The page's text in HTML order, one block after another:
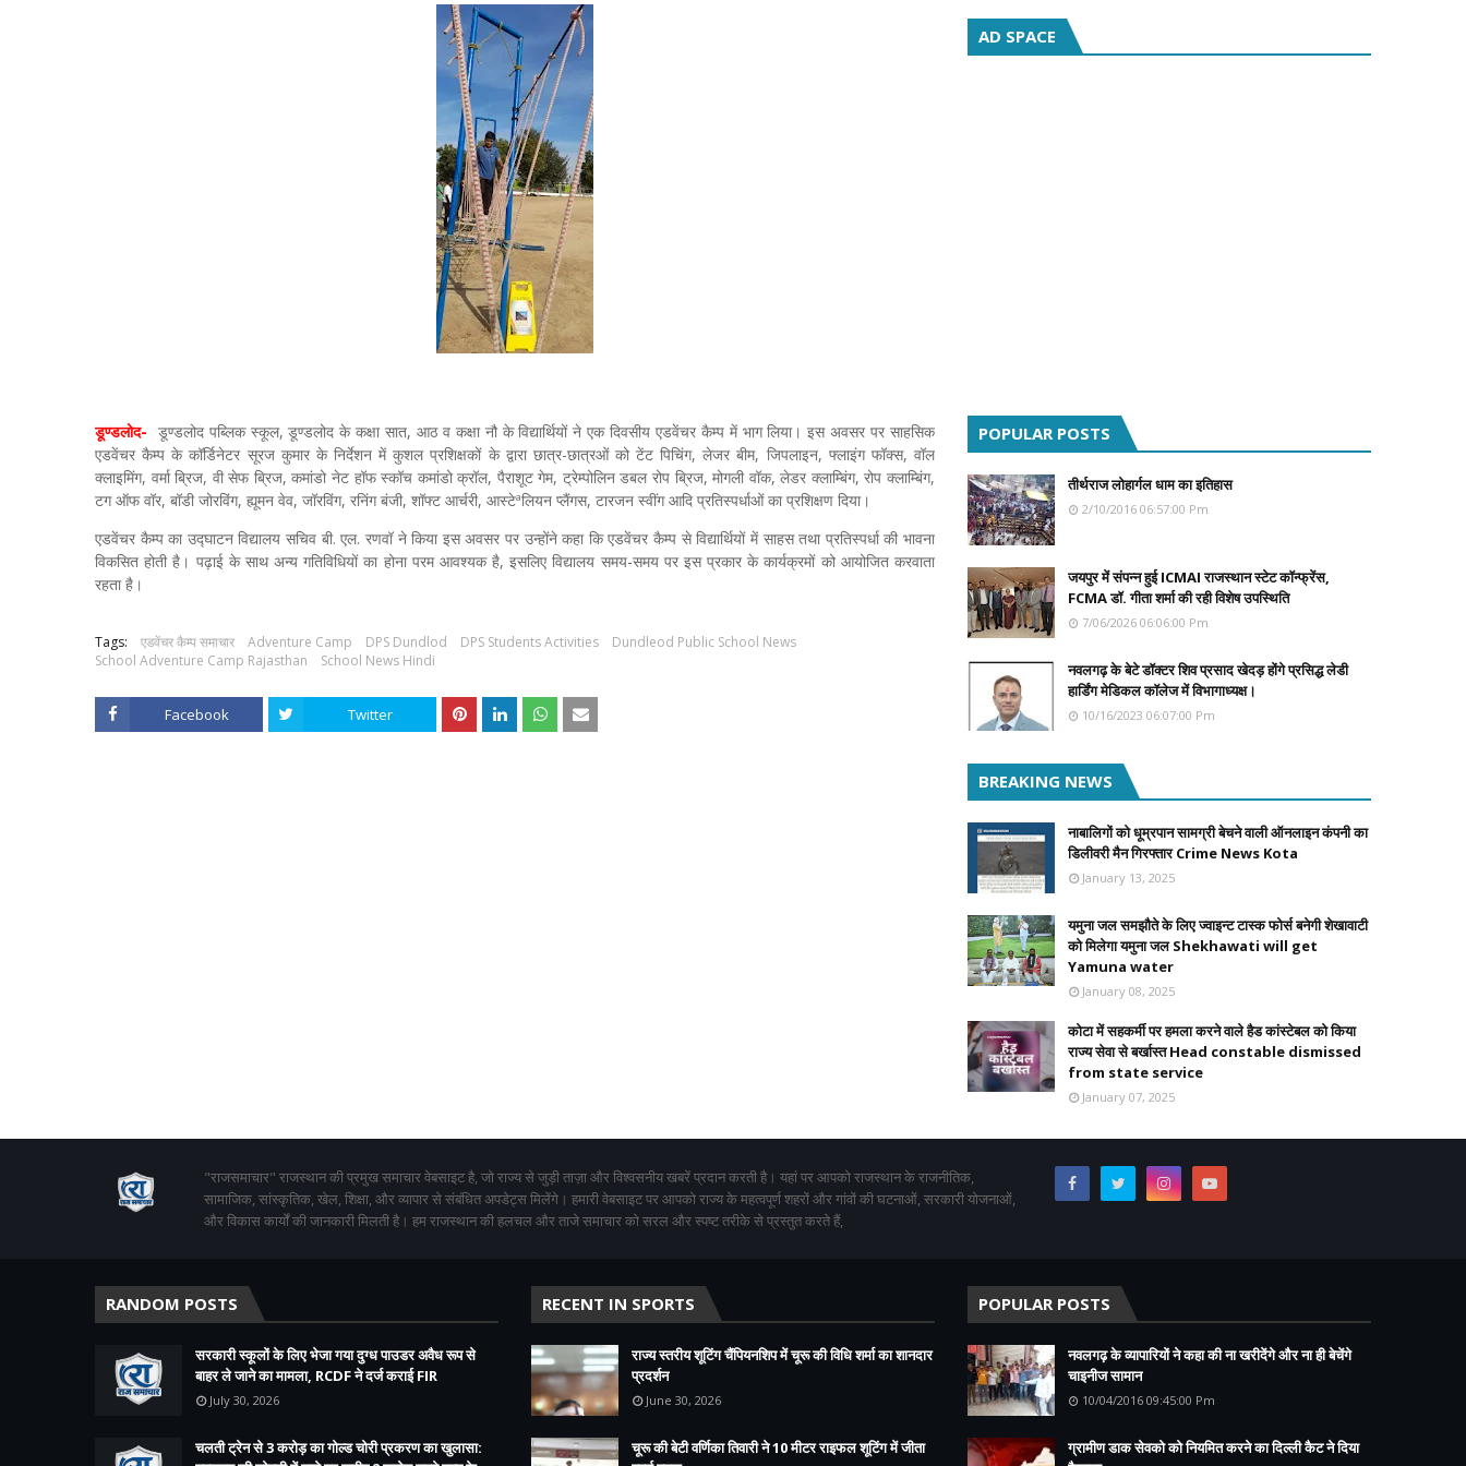
डूण्डलोद- डूण्डलोद पब्लिक स्कूल, डूण्डलोद के कक्षा सात, आठ व कक्षा नौ के विद्यार्थियों ने एक दिवसीय एडवेंचर कैम्प में भाग लिया। इस अवसर पर साहसिक
एडवेंचर कैम्प के कॉर्डिनेटर सूरज कुमार के निर्देशन में कुशल प्रशिक्षकों के द्वारा छात्र-छात्रओं को टेंट पिचिंग, लेजर बीम, जिपलाइन, फ्लाइंग फॉक्स, वॉल
क्लाइमिंग, वर्मा ब्रिज, वी सेफ ब्रिज, कमांडो नेट हॉफ स्कॉच कमांडो क्रॉल, पैराशूट गेम, ट्रेम्पोलिन डबल रोप ब्रिज, मोगली वॉक, लेडर क्लाम्बिंग, रोप क्लाम्बिंग,
टग ऑफ वॉर, बॉडी जोरविंग, ह्यूमन वेव, जॉरविंग, रनिंग बंजी, शॉफ्ट आर्चरी, आस्टेªलियन प्लैंगस, टारजन स्वींग आदि प्रतिस्पर्धाओं का प्रशिक्षण दिया।
एडवेंचर कैम्प का उद्घाटन विद्यालय सचिव बी. एल. रणवॉ ने किया इस अवसर पर उन्होंने कहा कि एडवेंचर कैम्प से विद्यार्थियों में साहस तथा प्रतिस्पर्धा की भावना
विकसित होती है। पढ़ाई के साथ अन्य गतिविधियों का होना परम आवश्यक है, इसलिए विद्यालय समय-समय पर इस प्रकार के कार्यक्रमों को आयोजित करवाता
रहता है।
Tags: एडवेंचर कैम्प समाचार Adventure Camp DPS Dundlod DPS Students Activities
Dundleod Public School News
School Adventure Camp Rajasthan
School News Hindi
Facebook Twitter
AD SPACE
POPULAR POSTS
तीर्थराज लोहार्गल धाम का इतिहास
2/10/2016 06:57:00 Pm
जयपुर में संपन्न हुई ICMAI राजस्थान स्टेट कॉन्फ्रेंस,
FCMA डॉ. गीता शर्मा की रही विशेष उपस्थिति
7/06/2026 06:06:00 Pm
नवलगढ़ के बेटे डॉक्टर शिव प्रसाद खेदड़ होंगे प्रसिद्ध लेडी
हार्डिंग मेडिकल कॉलेज में विभागाध्यक्ष।
10/16/2023 06:07:00 Pm
BREAKING NEWS
नाबालिगों को धूम्रपान सामग्री बेचने वाली ऑनलाइन कंपनी का
डिलीवरी मैन गिरफ्तार Crime News Kota
January 13, 2025
यमुना जल समझौते के लिए ज्वाइन्ट टास्क फोर्स बनेगी शेखावाटी
को मिलेगा यमुना जल Shekhawati will get
Yamuna water
January 08, 2025
कोटा में सहकर्मी पर हमला करने वाले हैड कांस्टेबल को किया
राज्य सेवा से बर्खास्त Head constable dismissed
from state service
January 07, 2025
"राजसमाचार" राजस्थान की प्रमुख समाचार वेबसाइट है, जो राज्य से जुड़ी ताज़ा और विश्वसनीय खबरें प्रदान करती है। यहां पर आपको राजस्थान के राजनीतिक,
सामाजिक, सांस्कृतिक, खेल, शिक्षा, और व्यापार से संबंधित अपडेट्स मिलेंगे। हमारी वेबसाइट पर आपको राज्य के महत्वपूर्ण शहरों और गांवों की घटनाओं, सरकारी योजनाओं,
और विकास कार्यों की जानकारी मिलती है। हम राजस्थान की हलचल और ताजे समाचार को सरल और स्पष्ट तरीके से प्रस्तुत करते हैं,
RANDOM POSTS
सरकारी स्कूलों के लिए भेजा गया दुग्ध पाउडर अवैध रूप से
बाहर ले जाने का मामला, RCDF ने दर्ज कराई FIR
July 30, 2026
चलती ट्रेन से 3 करोड़ का गोल्ड चोरी प्रकरण का खुलासा:
RECENT IN SPORTS
राज्य स्तरीय शूटिंग चैंपियनशिप में चूरू की विधि शर्मा का शानदार
प्रदर्शन
June 30, 2026
चूरू की बेटी वर्णिका तिवारी ने 10 मीटर राइफल शूटिंग में जीता
POPULAR POSTS
नवलगढ़ के व्यापारियों ने कहा की ना खरीदेंगे और ना ही बेचेंगे
चाइनीज सामान
10/04/2016 09:45:00 Pm
ग्रामीण डाक सेवको को नियमित करने का दिल्ली कैट ने दिया